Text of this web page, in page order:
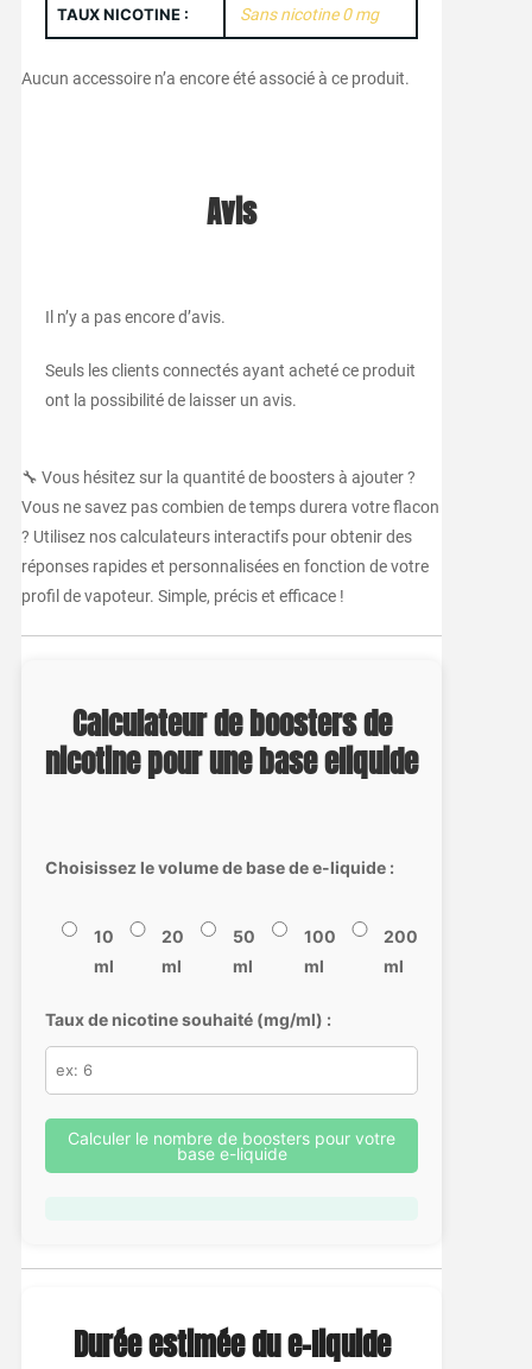
TAUX NICOTINE : Sans nicotine 0 mg
Aucun accessoire n’a encore été associé à ce produit.
Avis
Il n’y a pas encore d’avis.
Seuls les clients connectés ayant acheté ce produit
ont la possibilité de laisser un avis.
🔧 Vous hésitez sur la quantité de boosters à ajouter ?
Vous ne savez pas combien de temps durera votre flacon
? Utilisez nos calculateurs interactifs pour obtenir des
réponses rapides et personnalisées en fonction de votre
profil de vapoteur. Simple, précis et efficace !
Calculateur de boosters de
nicotine pour une base eliquide
Choisissez le volume de base de e-liquide :
10
ml
20
ml
50
ml
100
ml
200
ml
Taux de nicotine souhaité (mg/ml) :
Calculer le nombre de boosters pour votre
base e-liquide
Durée estimée du e-liquide